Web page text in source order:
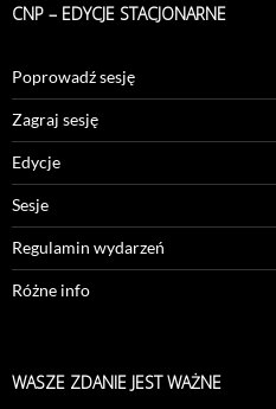
CNP – EDYCJE STACJONARNE
Poprowadź sesję
Zagraj sesję
Edycje
Sesje
Regulamin wydarzeń
Różne info
WASZE ZDANIE JEST WAŻNE